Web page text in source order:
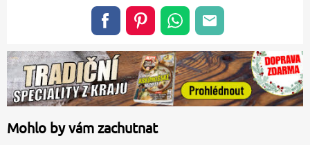
Mohlo by vám zachutnat